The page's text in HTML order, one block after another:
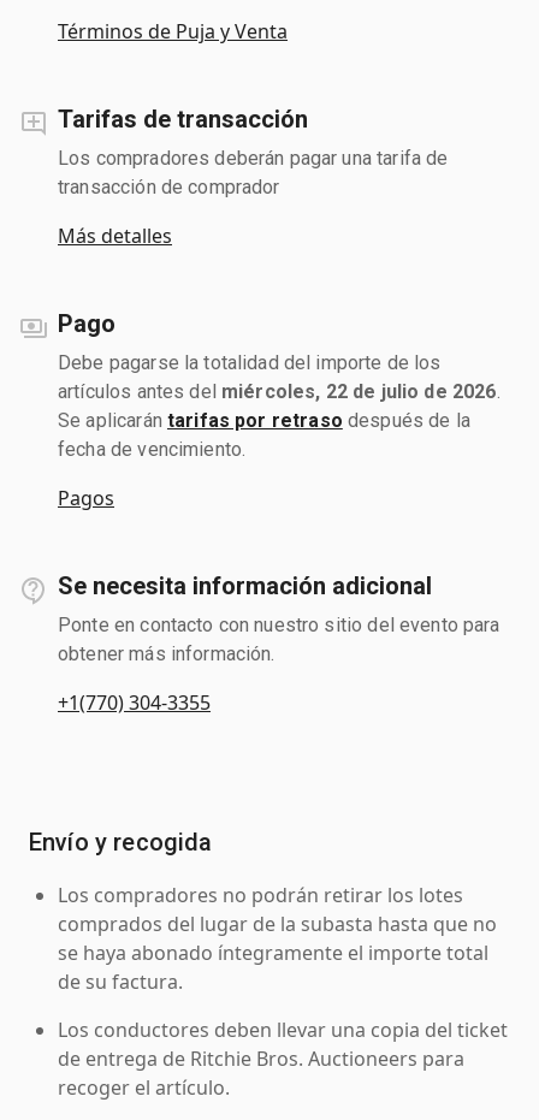
Términos de Puja y Venta
Tarifas de transacción
Los compradores deberán pagar una tarifa de
transacción de comprador
Más detalles
Pago
Debe pagarse la totalidad del importe de los
artículos antes del miércoles, 22 de julio de 2026
Se aplicarán tarifas por retraso después de la
fecha de vencimiento.
Pagos
Se necesita información adicional
Ponte en contacto con nuestro sitio del evento para
obtener más información.
+1(770) 304-3355
Envío y recogida
Los compradores no podrán retirar los lotes
comprados del lugar de la subasta hasta que no
se haya abonado íntegramente el importe total
de su factura.
Los conductores deben llevar una copia del ticket
de entrega de Ritchie Bros. Auctioneers para
recoger el artículo.